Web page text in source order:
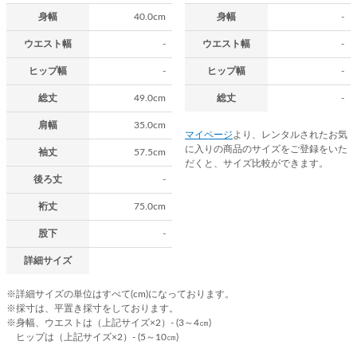
身幅 40.0cm
ウエスト幅 -
ヒップ幅 -
総丈 49.0cm
肩幅 35.0cm
袖丈 57.5cm
後ろ丈 -
裄丈 75.0cm
股下 -
詳細サイズ
身幅 -
ウエスト幅 -
ヒップ幅 -
総丈 -
マイページ より、レンタルされたお気
に入りの商品のサイズをご登録をいた
だくと、サイズ比較ができます。
※詳細サイズの単位はすべて(cm)になっております。
※採寸は、平置き採寸をしております。
※身幅、ウエストは（上記サイズ×2）- (3～4㎝)
ヒップは（上記サイズ×2）- (5～10㎝)